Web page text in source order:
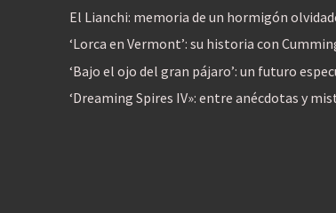
El Lianchi: memoria de un hormigón
‘Lorca en Vermont’: su historia con
‘Bajo el ojo del gran pájaro’: un futuro
‘Dreaming Spires IV»: entre anécdotas y